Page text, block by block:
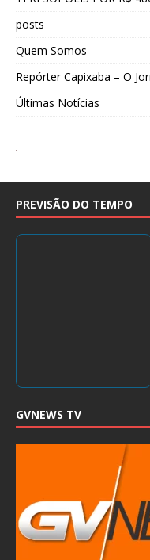
posts
Quem Somos
Repórter Capixaba – O
Últimas Notícias
PREVISÃO DO TEMPO
GVNEWS TV